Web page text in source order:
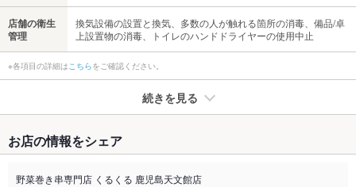
店舗の衛生
管理
換気設備の設置と換気、多数の人が触れる箇所の消毒、備品/卓
上設置物の消毒、トイレのハンドドライヤーの使用中止
※各項目の詳細はこちらをご確認ください。
続きを見る
禁煙・喫煙
全席喫煙可
お店の情報をシェア
野菜巻き串専門店 くるくる 鹿児島天文館店